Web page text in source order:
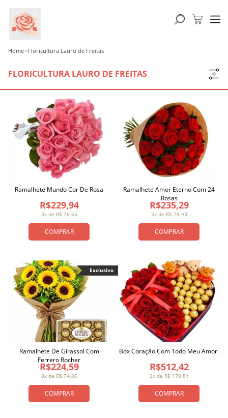
Home Floricultura Lauro de Freitas
FLORICULTURA LAURO DE FREITAS
COMPRAR
3x de R$ 76,65
R$229,94
Ramalhete Mundo Cor De Rosa
COMPRAR
3x de R$ 78,43
R$235,29
Ramalhete Amor Eterno Com 24
Rosas
COMPRAR
3x de R$ 74,86
R$224,59
Ramalhete De Girassol Com
Ferrero Rocher
Exclusivo
COMPRAR
3x de R$ 170,81
R$512,42
Box Coração Com Todo Meu Amor.